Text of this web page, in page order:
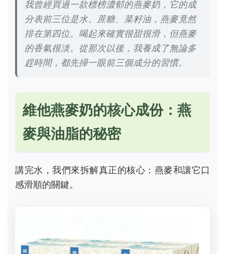
我曾經買過一款標榜濃郁的燕麥奶，它的成
分表前三位是水、蔗糖、菜籽油，燕麥竟然
排在第四位。喝起來確實很甜很滑，但燕麥
的香氣很淡。從那次以後，我養成了無論多
趕時間，都先掃一眼前三個成分的習慣。
維他燕麥奶的核心成份：燕
麥與油脂的秘密
講完水，我們來拆解真正的核心：燕麥和讓它口
感滑順的關鍵。